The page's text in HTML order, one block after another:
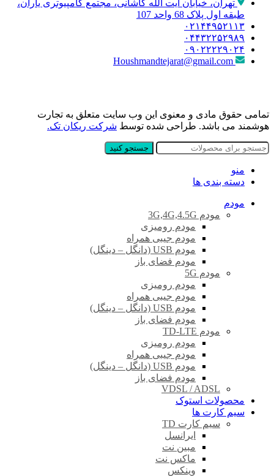
تهران، خیابان آیت الله کاشانی، مجتمع کامپیوتری یاران،
طبقه اول پلاک 68 واحد 107
۰۲۱۴۴۹۵۲۱۱۳
۰۴۴۳۲۲۵۲۹۸۹
۰۹۰۲۲۲۲۹۰۲۴
Houshmandtejarat@gmail.com
تمامی حقوق مادی و معنوی این وب سایت متعلق به تجارت
هوشمند می باشد. طراحی شده توسط شرکت ریکان تک.
جستجو کنید
منو
دسته بندی ها
مودم
مودم 3G,4G,4.5G
مودم رومیزی
مودم جیبی همراه
مودم USB (دانگل – دینگل)
مودم فضای باز
مودم 5G
مودم رومیزی
مودم جیبی همراه
مودم USB (دانگل – دینگل)
مودم فضای باز
مودم TD-LTE
مودم رومیزی
مودم جیبی همراه
مودم USB (دانگل – دینگل)
مودم فضای باز
VDSL / ADSL
محصولات استوک
سیم کارت ها
سیم کارت TD
ایرانسل
مبین نت
ماکس نت
وینکس